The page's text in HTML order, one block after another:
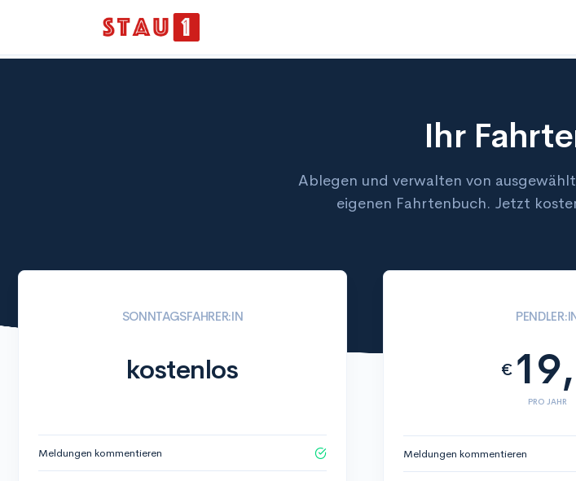
Ihr
Ablegen und verwalten von
eigenen Fahrtenbuch. Jetzt
SONNTAGSFAHRER:IN
kostenlos
Meldungen kommentieren
€
PRO JAHR
Meldungen kommentieren